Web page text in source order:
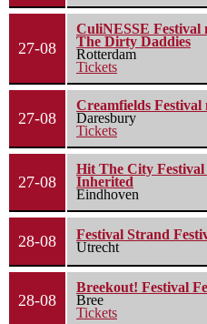
27-08
CuliNESSE Festival
The Dirty Daddies
Rotterdam
Tickets
27-08
Creamfields Festival
Daresbury
Tickets
27-08
Hit The City Festival
Inherited
Eindhoven
28-08
Festival Strand
Utrecht
28-08
Breekout! Festival
Bree
Tickets